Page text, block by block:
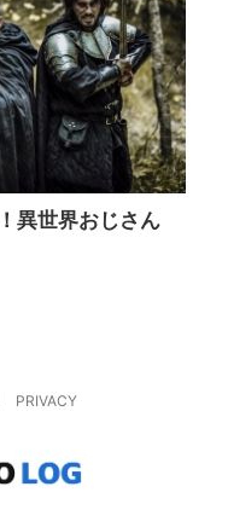
異世界おじさん
PRIVACY